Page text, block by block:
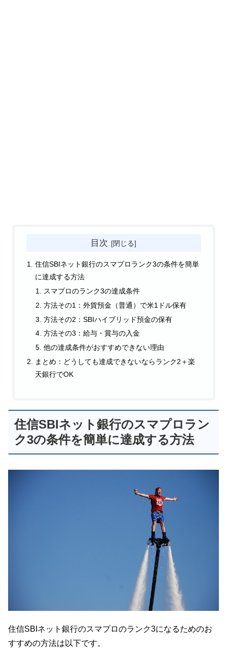
目次
住信SBIネット銀行のスマプロランク3の条件を簡単
に達成する方法
スマプロのランク3の達成条件
方法その1：外貨預金（普通）で米1ドル保有
方法その2：SBIハイブリッド預金の保有
方法その3：給与・賞与の入金
他の達成条件がおすすめできない理由
まとめ：どうしても達成できないならランク2＋楽
天銀行でOK
住信SBIネット銀行のスマプロラン
ク3の条件を簡単に達成する方法
住信SBIネット銀行のスマプロのランク3になるためのお
すすめの方法は以下です。